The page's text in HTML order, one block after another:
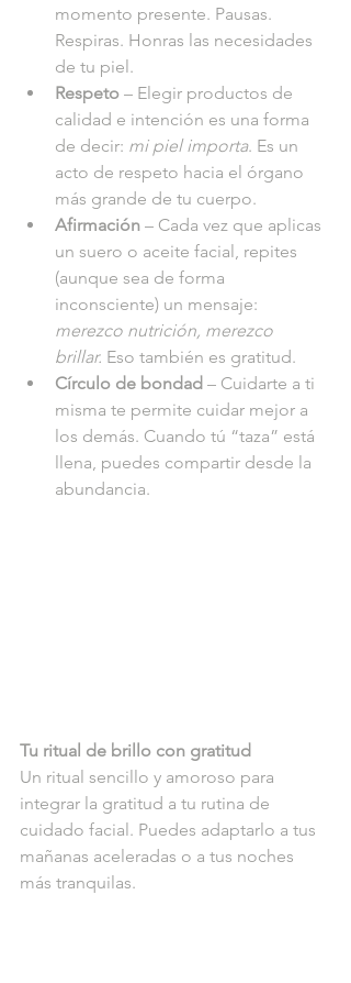
momento presente. Pausas.
Respiras. Honras las necesidades
de tu piel.
Respeto – Elegir productos de
calidad e intención es una forma
de decir: mi piel importa. Es un
acto de respeto hacia el órgano
más grande de tu cuerpo.
Afirmación – Cada vez que aplicas
un suero o aceite facial, repites
(aunque sea de forma
inconsciente) un mensaje:
merezco nutrición, merezco
brillar. Eso también es gratitud.
Círculo de bondad – Cuidarte a ti
misma te permite cuidar mejor a
los demás. Cuando tú “taza” está
llena, puedes compartir desde la
abundancia.
Tu ritual de brillo con gratitud
Un ritual sencillo y amoroso para
integrar la gratitud a tu rutina de
cuidado facial. Puedes adaptarlo a tus
mañanas aceleradas o a tus noches
más tranquilas.